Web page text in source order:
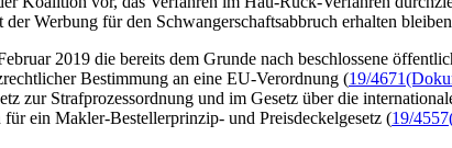
Werbung für den Schwangerschaftsabbruch erhalten
2019 die bereits dem Grunde nach beschlossene
Bestimmung an eine EU-Verordnung (19/4671
zur Strafprozessordnung und im Gesetz über die
ein Makler-Bestellerprinzip- und Preisdeckelgesetz (19/4557